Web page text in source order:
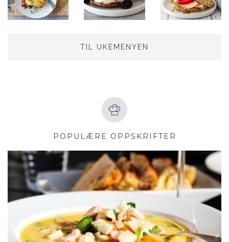
TIL UKEMENYEN
POPULÆRE OPPSKRIFTER